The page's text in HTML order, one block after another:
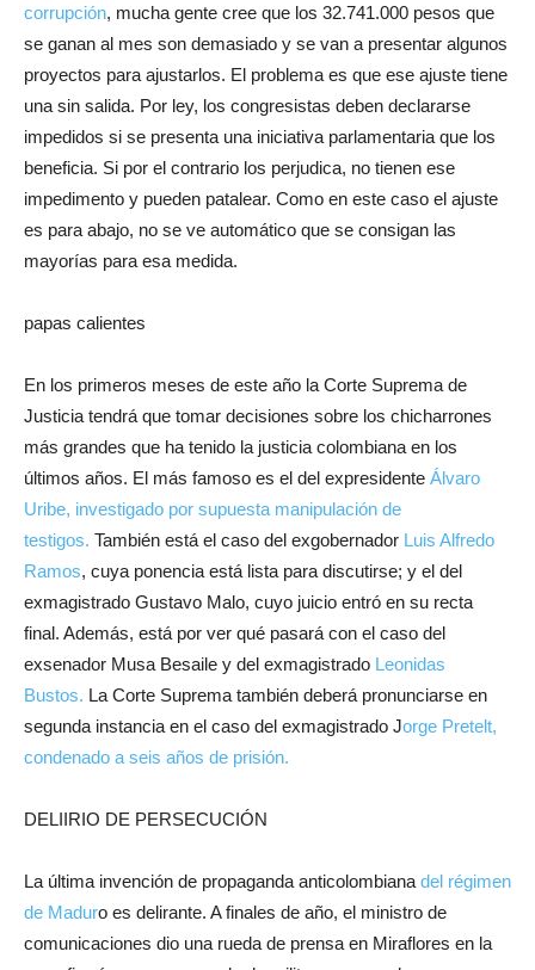
corrupción, mucha gente cree que los 32.741.000 pesos que
se ganan al mes son demasiado y se van a presentar algunos
proyectos para ajustarlos. El problema es que ese ajuste tiene
una sin salida. Por ley, los congresistas deben declararse
impedidos si se presenta una iniciativa parlamentaria que los
beneficia. Si por el contrario los perjudica, no tienen ese
impedimento y pueden patalear. Como en este caso el ajuste
es para abajo, no se ve automático que se consigan las
mayorías para esa medida.
papas calientes
En los primeros meses de este año la Corte Suprema de
Justicia tendrá que tomar decisiones sobre los chicharrones
más grandes que ha tenido la justicia colombiana en los
últimos años. El más famoso es el del expresidente Álvaro
Uribe, investigado por supuesta manipulación de
testigos. También está el caso del exgobernador Luis Alfredo
Ramos, cuya ponencia está lista para discutirse; y el del
exmagistrado Gustavo Malo, cuyo juicio entró en su recta
final. Además, está por ver qué pasará con el caso del
exsenador Musa Besaile y del exmagistrado Leonidas
Bustos. La Corte Suprema también deberá pronunciarse en
segunda instancia en el caso del exmagistrado Jorge Pretelt,
condenado a seis años de prisión.
DELIIRIO DE PERSECUCIÓN
La última invención de propaganda anticolombiana del régimen
de Maduro es delirante. A finales de año, el ministro de
comunicaciones dio una rueda de prensa en Miraflores en la